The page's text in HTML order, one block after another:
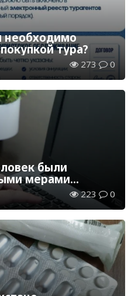
необходимо
тура?
273 0
были
мерами
с начала года
223 0